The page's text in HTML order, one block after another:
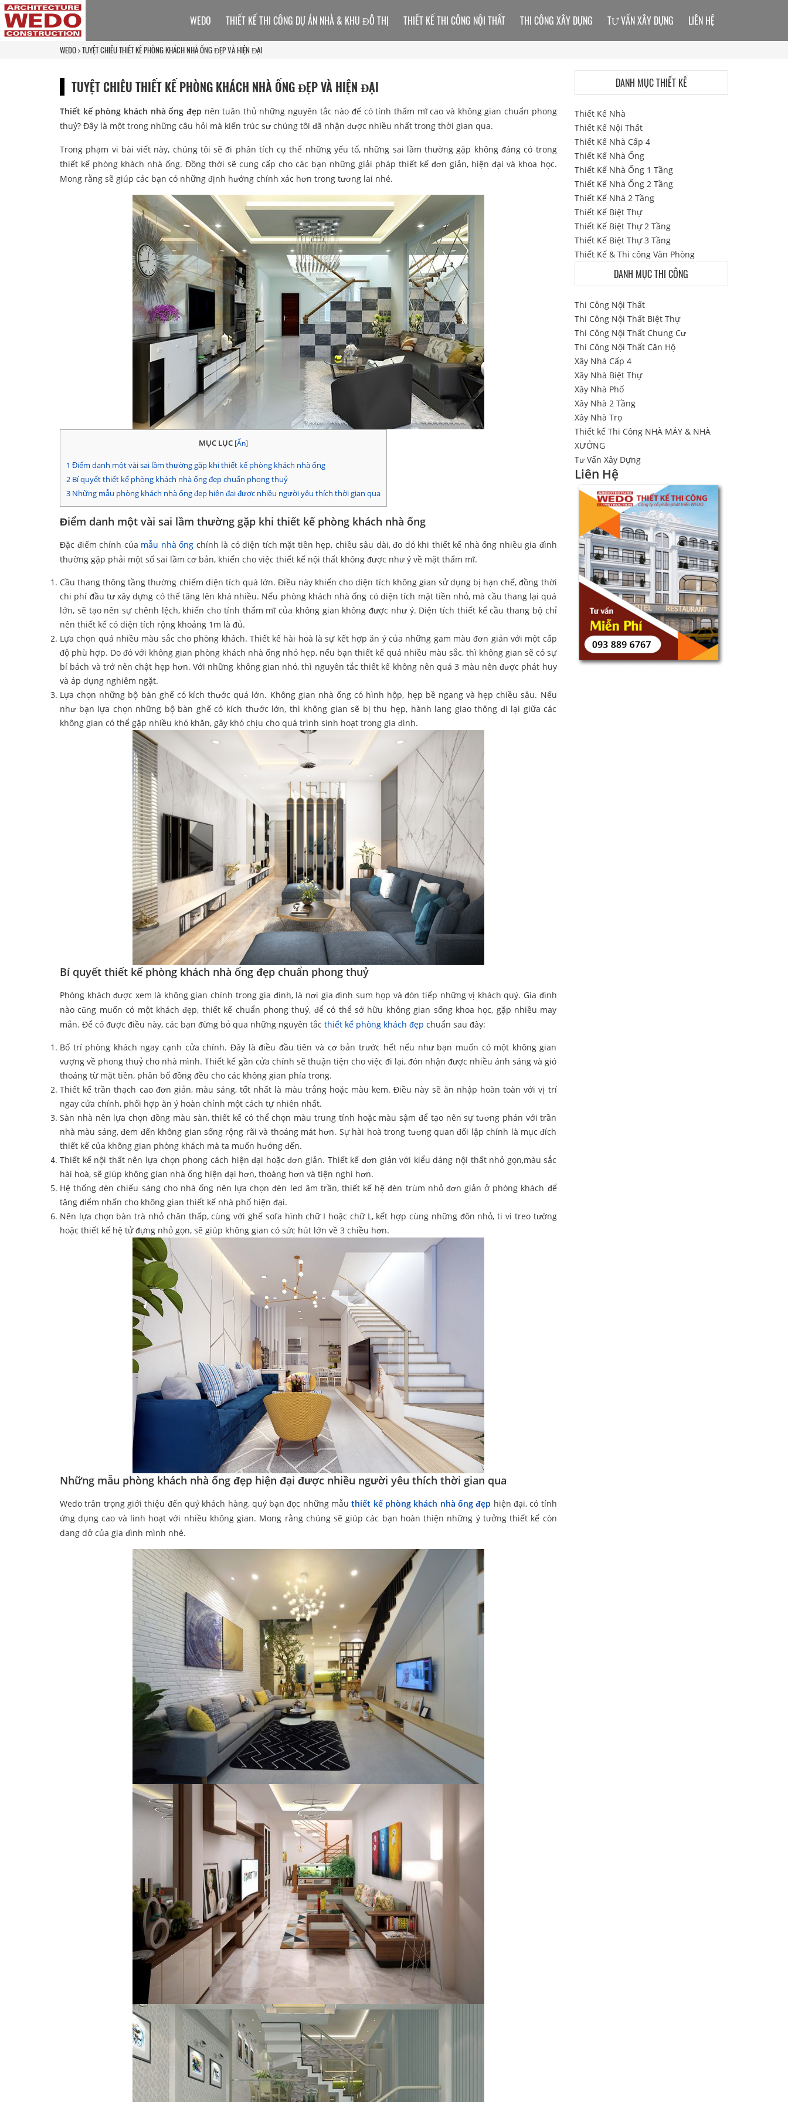
WEDO TUYỆT CHIÊU THIẾT KẾ PHÒNG KHÁCH NHÀ ỐNG ĐẸP VÀ HIỆN ĐẠI
TUYỆT CHIÊU THIẾT KẾ PHÒNG KHÁCH NHÀ ỐNG ĐẸP VÀ HIỆN ĐẠI
Thiết kế phòng khách nhà ống đẹp nên tuân thủ những nguyên tắc nào để có tính thẩm mĩ cao và không gian chuẩn phong
thuỷ? Đây là một trong những câu hỏi mà kiến trúc sư chúng tôi đã nhận được nhiều nhất trong thời gian qua.
Trong phạm vi bài viết này, chúng tôi sẽ đi phân tích cụ thể những yếu tố, những sai lầm thường gặp không đáng có trong
thiết kế phòng khách nhà ống. Đồng thời sẽ cung cấp cho các bạn những giải pháp thiết kế đơn giản, hiện đại và khoa học.
Mong rằng sẽ giúp các bạn có những định hướng chính xác hơn trong tương lai nhé.
MỤC LỤC [Ẩn]
1 Điểm danh một vài sai lầm thường gặp khi thiết kế phòng khách nhà ống
2 Bí quyết thiết kế phòng khách nhà ống đẹp chuẩn phong thuỷ
3 Những mẫu phòng khách nhà ống đẹp hiện đại được nhiều người yêu thích thời gian qua
Điểm danh một vài sai lầm thường gặp khi thiết kế phòng khách nhà ống
Đặc điếm chính của mẫu nhà ống chính là có diện tích mặt tiền hẹp, chiều sâu dài, đo dó khi thiết kế nhà ống nhiều gia đình
thường gặp phải một số sai lầm cơ bản, khiến cho việc thiết kế nội thất không được như ý về mặt thẩm mĩ.
Cầu thang thông tầng thường chiếm diện tích quá lớn. Điều này khiến cho diện tích không gian sử dụng bị hạn chế, đồng thời
chi phí đầu tư xây dựng có thể tăng lên khá nhiều. Nếu phòng khách nhà ống có diện tích mặt tiền nhỏ, mà cầu thang lại quá
lớn, sẽ tạo nên sự chênh lệch, khiến cho tính thẩm mĩ của không gian không được như ý. Diện tích thiết kế cầu thang bộ chỉ
nên thiết kế có diện tích rộng khoảng 1m là đủ.
Lựa chọn quá nhiều màu sắc cho phòng khách. Thiết kế hài hoà là sự kết hợp ăn ý của những gam màu đơn giản với một cấp
độ phù hợp. Do đó với không gian phòng khách nhà ống nhỏ hẹp, nếu bạn thiết kế quá nhiều màu sắc, thì không gian sẽ có sự
bí bách và trở nên chật hẹp hơn. Với những không gian nhỏ, thì nguyên tắc thiết kế không nên quá 3 màu nên được phát huy
và áp dụng nghiêm ngặt.
Lựa chọn những bộ bàn ghế có kích thước quá lớn. Không gian nhà ống có hình hộp, hẹp bề ngang và hẹp chiều sâu. Nếu
như bạn lựa chọn những bộ bàn ghế có kích thước lớn, thì không gian sẽ bị thu hẹp, hành lang giao thông đi lại giữa các
không gian có thể gặp nhiều khó khăn, gây khó chịu cho quá trình sinh hoạt trong gia đình.
Bí quyết thiết kế phòng khách nhà ống đẹp chuẩn phong thuỷ
Phòng khách được xem là không gian chính trong gia đình, là nơi gia đình sum họp và đón tiếp những vị khách quý. Gia đình
nào cũng muốn có một khách đẹp, thiết kế chuẩn phong thuỷ, để có thể sở hữu không gian sống khoa học, gặp nhiều may
mắn. Để có được điều này, các bạn đừng bỏ qua những nguyên tắc thiết kế phòng khách đẹp chuẩn sau đây:
Bố trí phòng khách ngay cạnh cửa chính. Đây là điều đầu tiên và cơ bản trước hết nếu như bạn muốn có một không gian
vượng về phong thuỷ cho nhà mình. Thiết kế gần cửa chính sẽ thuận tiện cho việc đi lại, đón nhận được nhiều ánh sáng và gió
thoáng từ mặt tiền, phân bố đồng đều cho các không gian phía trong.
Thiết kế trần thạch cao đơn giản, màu sáng, tốt nhất là màu trắng hoặc màu kem. Điều này sẽ ăn nhập hoàn toàn với vị trí
ngay cửa chính, phối hợp ăn ý hoàn chỉnh một cách tự nhiên nhất.
Sàn nhà nên lựa chọn đồng màu sàn, thiết kế có thể chọn màu trung tính hoặc màu sậm để tạo nên sự tương phản với trần
nhà màu sáng, đem đến không gian sống rộng rãi và thoáng mát hơn. Sự hài hoà trong tương quan đối lập chính là mục đích
thiết kế của không gian phòng khách mà ta muốn hướng đến.
Thiết kế nội thất nên lựa chọn phong cách hiện đại hoặc đơn giản. Thiết kế đơn giản với kiểu dáng nội thất nhỏ gọn,màu sắc
hài hoà, sẽ giúp không gian nhà ống hiện đại hơn, thoáng hơn và tiện nghi hơn.
Hệ thống đèn chiếu sáng cho nhà ống nên lựa chọn đèn led âm trần, thiết kế hệ đèn trùm nhỏ đơn giản ở phòng khách để
tăng điểm nhấn cho không gian thiết kế nhà phố hiện đại.
Nên lựa chọn bàn trà nhỏ chân thấp, cùng với ghế sofa hình chữ I hoặc chữ L, kết hợp cùng những đôn nhỏ, ti vi treo tường
hoặc thiết kế hệ tử đựng nhỏ gọn, sẽ giúp không gian có sức hút lớn về 3 chiều hơn.
Những mẫu phòng khách nhà ống đẹp hiện đại được nhiều người yêu thích thời gian qua
Wedo trân trọng giới thiệu đến quý khách hàng, quý bạn đọc những mẫuthiết kế phòng khách nhà ống đẹp hiện đại, có tính
ứng dụng cao và linh hoạt với nhiều không gian. Mong rằng chúng sẽ giúp các bạn hoàn thiện những ý tưởng thiết kế còn
dang dở của gia đình mình nhé.
WEDO THIẾT KẾ THI CÔNG DỰ ÁN NHÀ & KHU ĐÔ THỊ THIẾT KẾ THI CÔNG NỘI THẤT THI CÔNG XÂY DỰNG TƯ VẤN XÂY DỰNG LIÊN HỆ
DANH MỤC THIẾT KẾ
Thiết Kế Nhà
Thiết Kế Nội Thất
Thiết Kế Nhà Cấp 4
Thiết Kế Nhà Ống
Thiết Kế Nhà Ống 1 Tầng
Thiết Kế Nhà Ống 2 Tầng
Thiết Kế Nhà 2 Tầng
Thiết Kế Biệt Thự
Thiết Kế Biệt Thự 2 Tầng
Thiết Kế Biệt Thự 3 Tầng
Thiết Kế & Thi công Văn Phòng
DANH MỤC THI CÔNG
Thi Công Nội Thất
Thi Công Nội Thất Biệt Thự
Thi Công Nội Thất Chung Cư
Thi Công Nội Thất Căn Hộ
Xây Nhà Cấp 4
Xây Nhà Biệt Thự
Xây Nhà Phố
Xây Nhà 2 Tầng
Xây Nhà Trọ
Thiết kế Thi Công NHÀ MÁY & NHÀ
XƯỞNG
Tư Vấn Xây Dựng
Liên Hệ